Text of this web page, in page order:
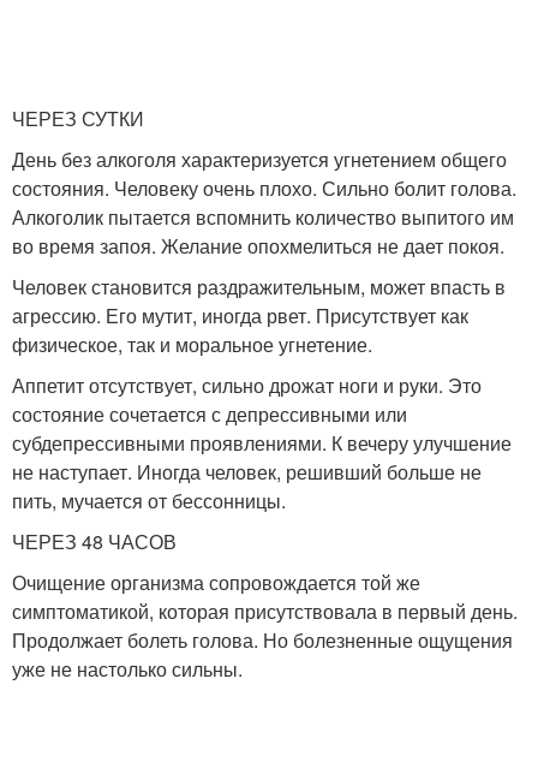
ЧЕРЕЗ СУТКИ
День без алкоголя характеризуется угнетением общего
состояния. Человеку очень плохо. Сильно болит голова.
Алкоголик пытается вспомнить количество выпитого им
во время запоя. Желание опохмелиться не дает покоя.
Человек становится раздражительным, может впасть в
агрессию. Его мутит, иногда рвет. Присутствует как
физическое, так и моральное угнетение.
Аппетит отсутствует, сильно дрожат ноги и руки. Это
состояние сочетается с депрессивными или
субдепрессивными проявлениями. К вечеру улучшение
не наступает. Иногда человек, решивший больше не
пить, мучается от бессонницы.
ЧЕРЕЗ 48 ЧАСОВ
Очищение организма сопровождается той же
симптоматикой, которая присутствовала в первый день.
Продолжает болеть голова. Но болезненные ощущения
уже не настолько сильны.